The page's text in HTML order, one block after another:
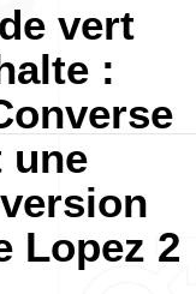
vert
:
une
Lopez 2